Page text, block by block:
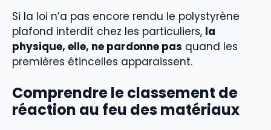
Si la loi n’a pas encore rendu le polystyrène
plafond interdit chez les particuliers, la
physique, elle, ne pardonne pas quand les
premières étincelles apparaissent.
Comprendre le classement de
réaction au feu des matériaux